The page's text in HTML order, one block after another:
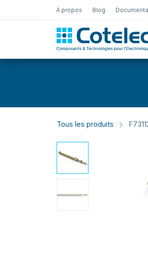
À propos Blog
Tous les produits